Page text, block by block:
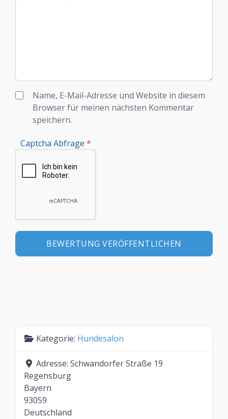
Name, E-Mail-Adresse und Website in diesem
Browser für meinen nächsten Kommentar
speichern.
Captcha Abfrage *
Kategorie: Hundesalon
Adresse: Schwandorfer Straße 19
Regensburg
Bayern
93059
Deutschland